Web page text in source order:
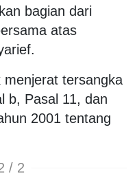
bagian dari
atas
menjerat tersangka
b, Pasal 11, dan
2001 tentang
/ 2